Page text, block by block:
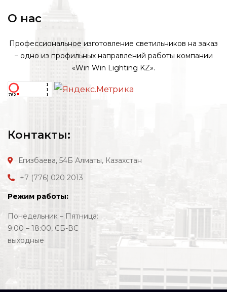
О нас
Профессиональное изготовление светильников на заказ
– одно из профильных направлений работы компании
«Win Win Lighting KZ».
Контакты:
Егизбаева, 54Б Алматы, Казахстан
+7 (776) 020 2013
Режим работы:
Понедельник – Пятница:
9:00 – 18:00, СБ-ВС
выходные